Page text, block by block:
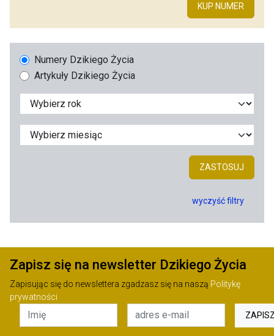
KUP NUMER
Numery Dzikiego Życia
Artykuły Dzikiego Życia
ZASTOSUJ
wyczyść filtry
Zapisz się na newsletter Dzikiego Życia
Zapisując się do newslettera zgadzasz się na naszą Politykę
prywatności